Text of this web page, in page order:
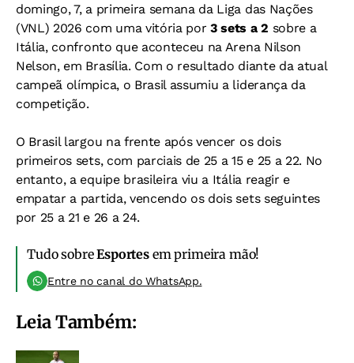
domingo, 7, a primeira semana da Liga das Nações
(VNL) 2026 com uma vitória por3 sets a 2 sobre a
Itália, confronto que aconteceu na Arena Nilson
Nelson, em Brasília. Com o resultado diante da atual
campeã olímpica, o Brasil assumiu a liderança da
competição.
O Brasil largou na frente após vencer os dois
primeiros sets, com parciais de 25 a 15 e 25 a 22. No
entanto, a equipe brasileira viu a Itália reagir e
empatar a partida, vencendo os dois sets seguintes
por 25 a 21 e 26 a 24.
Tudo sobreEsportesem primeira mão!
Entre no canal do WhatsApp.
Leia Também: